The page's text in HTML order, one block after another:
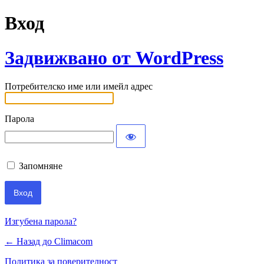
Вход
Задвижвано от WordPress
Потребителско име или имейл адрес
Парола
Запомняне
Изгубена парола?
← Назад до Climacom
Политика за поверителност